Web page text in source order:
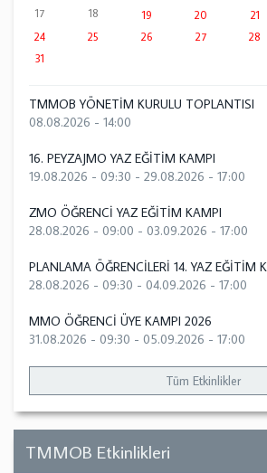
17
18 19 20 21
24
25 26 27 28
31
TMMOB YÖNETİM KURULU TOPLANTISI
08.08.2026 - 14:00
16. PEYZAJMO YAZ EĞİTİM KAMPI
19.08.2026 - 09:30 - 29.08.2026 - 17:00
ZMO ÖĞRENCİ YAZ EĞİTİM KAMPI
28.08.2026 - 09:00 - 03.09.2026 - 17:00
PLANLAMA ÖĞRENCİLERİ 14. YAZ EĞİTİM
28.08.2026 - 09:30 - 04.09.2026 - 17:00
MMO ÖĞRENCİ ÜYE KAMPI 2026
31.08.2026 - 09:30 - 05.09.2026 - 17:00
Tüm Etkinlikler
TMMOB Etkinlikleri